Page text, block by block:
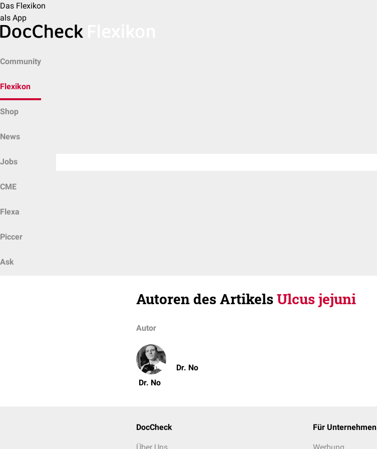
Das Flexikon
als App
Community
Flexikon
Shop
News
Jobs
CME
Flexa
Piccer
Ask
Autoren des ArtikelsUlcus jejuni
Autor
Dr. No
Dr. No
DocCheck Für Unternehmen